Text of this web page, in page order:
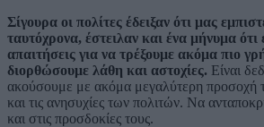
Σίγουρα οι πολίτες έδειξαν ότι μας
ταυτόχρονα, έστειλαν και ένα μήνυμα ότι
απαιτήσεις για να τρέξουμε ακόμα πιο
διορθώσουμε λάθη και αστοχίες. Είναι
ακούσουμε με ακόμα μεγαλύτερη προσοχή
και τις ανησυχίες των πολιτών. Να
και στις προσδοκίες τους.